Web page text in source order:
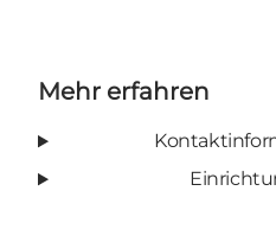
Mehr erfahren